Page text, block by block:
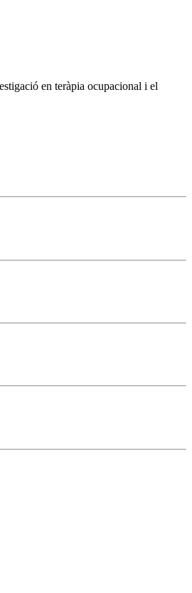
en teràpia ocupacional i el